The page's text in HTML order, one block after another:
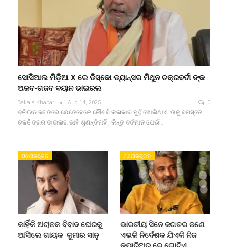
ସୋସିଆଲ ମିଡ଼ିଆ X ରେ ଡିସ୍କୋ ଡ୍ୟାନ୍ସର ମିଥୁନ ଚକ୍ରବର୍ତୀ ଙ୍କ
ଅଜବ-ଗଜବ ବୟାନ ଭାଇରଲ
Sakala Khabar Aug 14, 2025 0
ବଲିଉଡ ଜଗତରେ ଯେତେବେଳେ କୌଣସି କଳାକାର ମୁହଁ ଖୋଲିଥାଏ, ତାକୁ ସମସ୍ତେ
ଚଳଚିତ୍ରର ଡାଇଲଗ ଭାବି ଶୁଣନ୍ତିନାହିଁ , କିନ୍ତୁ ବର୍ତମାନ ଯେଉଁ…
ମନୋରଞ୍ଜନ
କାହିଁକି ଅଚାନକ ବିବାଦ ଘେରକୁ
ଆସିଲେ ଗାୟକ କୁମାର ସାନୁ
ମନୋରଞ୍ଜନ
ଭାରତୀୟ ସିନେ ଜଗତର ଜଣେ
ଏଭଳି ନିର୍ଦେଶକ ଯିଏକି ନିଜ